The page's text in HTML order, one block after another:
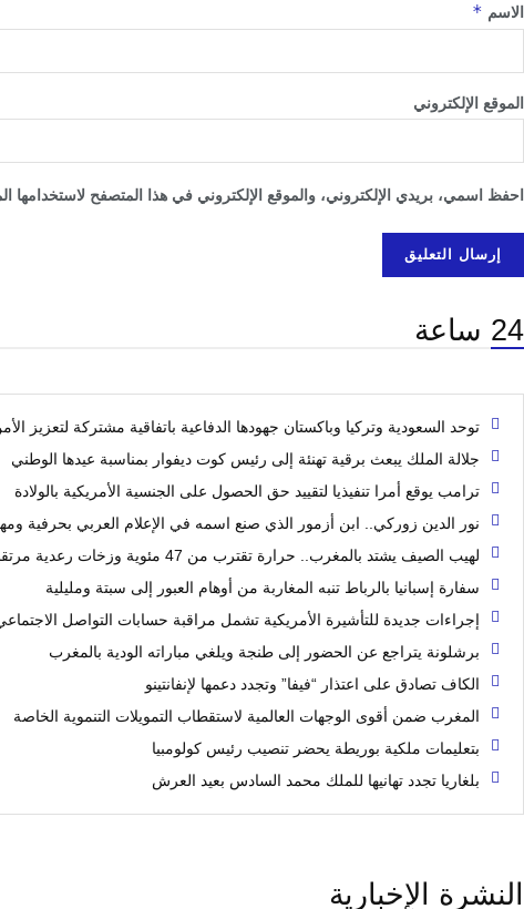
الاسم *
الموقع الإلكتروني
احفظ اسمي، بريدي الإلكتروني، والموقع الإلكتروني في هذا المتصفح لاستخدامها
24 ساعة
توحد السعودية وتركيا وباكستان جهودها الدفاعية باتفاقية مشتركة لتعزيز
جلالة الملك يبعث برقية تهنئة إلى رئيس كوت ديفوار بمناسبة عيدها الوطني
ترامب يوقع أمرا تنفيذيا لتقييد حق الحصول على الجنسية الأمريكية بالولادة
نور الدين زوركي.. ابن أزمور الذي صنع اسمه في الإعلام العربي بحرفية
لهيب الصيف يشتد بالمغرب.. حرارة تقترب من 47 مئوية وزخات رعدية مرتقبة
سفارة إسبانيا بالرباط تنبه المغاربة من أوهام العبور إلى سبتة ومليلية
إجراءات جديدة للتأشيرة الأمريكية تشمل مراقبة حسابات التواصل
برشلونة يتراجع عن الحضور إلى طنجة ويلغي مباراته الودية بالمغرب
الكاف تصادق على اعتذار “فيفا” وتجدد دعمها لإنفانتينو
المغرب ضمن أقوى الوجهات العالمية لاستقطاب التمويلات التنموية الخاصة
بتعليمات ملكية بوريطة يحضر تنصيب رئيس كولومبيا
بلغاريا تجدد تهانيها للملك محمد السادس بعيد العرش
النشرة الإخبارية